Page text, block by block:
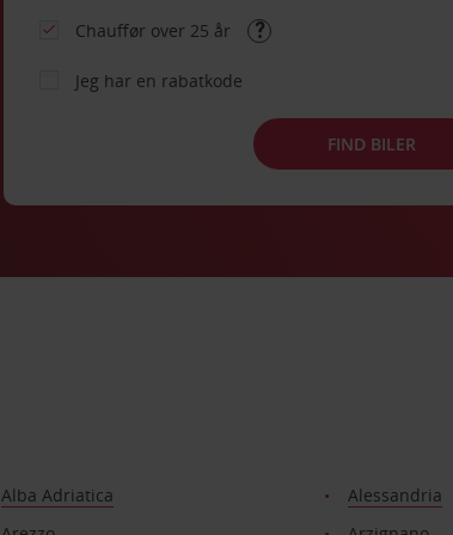
Chauffør over 25 år
Jeg har en rabatkode
FIND BILER
Alba Adriatica
Alessandria